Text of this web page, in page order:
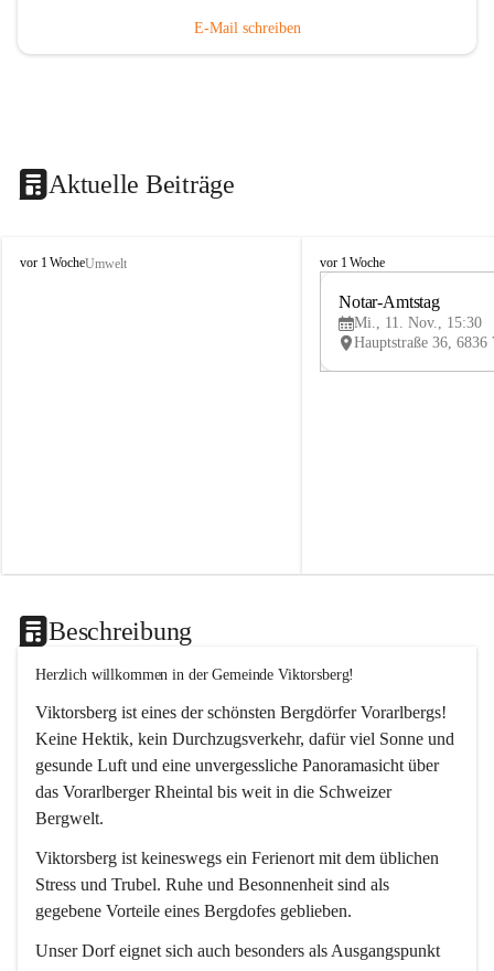
E-Mail schreiben
Aktuelle Beiträge
V
vor 1 WocheUmwelt
V
vor 1 Woche
Notar-Amtstag
Mi., 11. Nov., 15:30
Beschreibung
Herzlich willkommen in der Gemeinde Viktorsberg!
Viktorsberg ist eines der schönsten Bergdörfer Vorarlbergs!
Keine Hektik, kein Durchzugsverkehr, dafür viel Sonne und
gesunde Luft und eine unvergessliche Panoramasicht über
das Vorarlberger Rheintal bis weit in die Schweizer
Bergwelt.
Viktorsberg ist keineswegs ein Ferienort mit dem üblichen
Stress und Trubel. Ruhe und Besonnenheit sind als
gegebene Vorteile eines Bergdofes geblieben.
Unser Dorf eignet sich auch besonders als Ausgangspunkt